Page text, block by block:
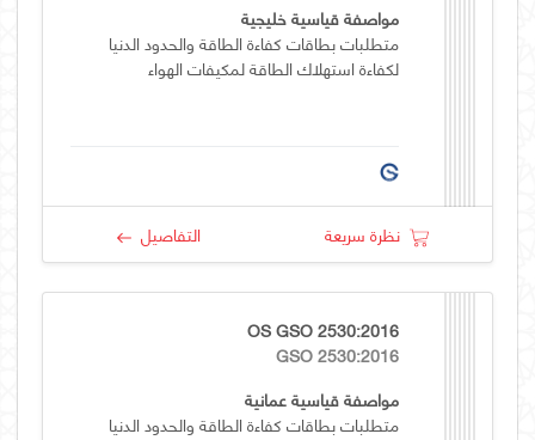
مواصفة قياسية خليجية
متطلبات بطاقات كفاءة الطاقة والحدود الدنيا
لكفاءة استهلاك الطاقة لمكيفات الهواء
نظرة سريعة التفاصيل
OS GSO 2530:2016
GSO 2530:2016
مواصفة قياسية عمانية
متطلبات بطاقات كفاءة الطاقة والحدود الدنيا